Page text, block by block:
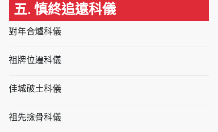
五. 慎終追遠科儀
對年合爐科儀
祖牌位遷科儀
佳城破土科儀
祖先撿骨科儀